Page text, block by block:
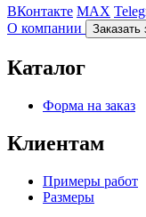
ВКонтакте MAX
О компании
Заказать
Каталог
Форма на заказ
Клиентам
Примеры работ
Размеры